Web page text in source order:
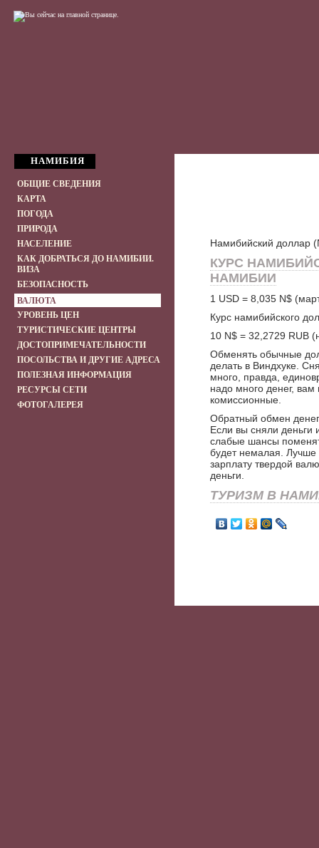
НАМИБИЯ
ОБЩИЕ СВЕДЕНИЯ
КАРТА
ПОГОДА
ПРИРОДА
НАСЕЛЕНИЕ
КАК ДОБРАТЬСЯ ДО НАМИБИИ.
ВИЗА
БЕЗОПАСНОСТЬ
ВАЛЮТА
УРОВЕНЬ ЦЕН
ТУРИСТИЧЕСКИЕ ЦЕНТРЫ
ДОСТОПРИМЕЧАТЕЛЬНОСТИ
ПОСОЛЬСТВА И ДРУГИЕ АДРЕСА
ПОЛЕЗНАЯ ИНФОРМАЦИЯ
РЕСУРСЫ СЕТИ
ФОТОГАЛЕРЕЯ
Намибийский доллар
КУРС
НАМИБИИ
1 USD = 8,035 N$
Курс намибийского
10 N$ = 32,2729 RUB
Обменять обычные
делать в Виндхуке.
много, правда,
надо много денег, вам
комиссионные.
Обратный обмен
Если вы сняли деньги
слабые шансы
будет немалая.
зарплату твердой
деньги.
ТУРИЗМ В